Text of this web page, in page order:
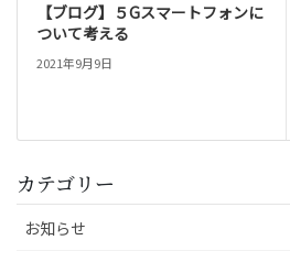
【ブログ】５Gスマートフォンに
ついて考える
2021年9月9日
カテゴリー
お知らせ